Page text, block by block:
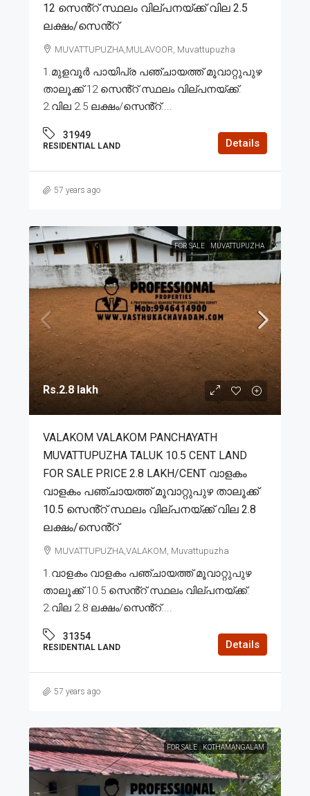
12 സെൻ്റ് സ്ഥലം വില്പനയ്ക്ക് വില 2.5
ലക്ഷം/സെൻ്റ്
MUVATTUPUZHA,MULAVOOR, Muvattupuzha
1.മുളവൂർ പായിപ്ര പഞ്ചായത്ത് മൂവാറ്റുപുഴ
താലൂക്ക് 12 സെൻ്റ് സ്ഥലം വില്പനയ്ക്ക്.
2.വില 2.5 ലക്ഷം/സെൻ്റ്....
31949
RESIDENTIAL LAND Details
57 years ago
FOR SALE MUVATTUPUZHA
Rs.2.8 lakh
VALAKOM VALAKOM PANCHAYATH
MUVATTUPUZHA TALUK 10.5 CENT LAND
FOR SALE PRICE 2.8 LAKH/CENT വാളകം
വാളകം പഞ്ചായത്ത് മൂവാറ്റുപുഴ താലൂക്ക്
10.5 സെൻ്റ് സ്ഥലം വില്പനയ്ക്ക് വില 2.8
ലക്ഷം/സെൻ്റ്
MUVATTUPUZHA,VALAKOM, Muvattupuzha
1.വാളകം വാളകം പഞ്ചായത്ത് മൂവാറ്റുപുഴ
താലൂക്ക് 10.5 സെൻ്റ് സ്ഥലം വില്പനയ്ക്ക്.
2.വില 2.8 ലക്ഷം/സെൻ്റ്....
31354
RESIDENTIAL LAND Details
57 years ago
FOR SALE KOTHAMANGALAM